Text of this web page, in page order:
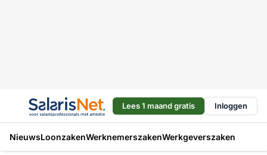
Lees 1 maand gratis Inloggen
NieuwsLoonzakenWerknemerszakenWerkgeverszaken